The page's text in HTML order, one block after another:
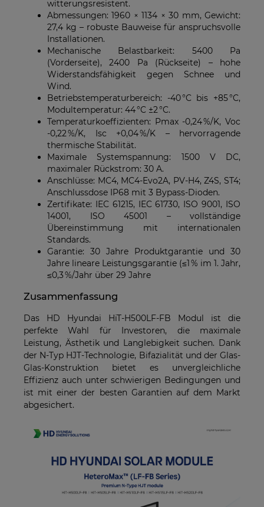
witterungsresistent.
Abmessungen: 1960 × 1134 × 30 mm, Gewicht:
27,4 kg – robuste Bauweise für anspruchsvolle
Installationen.
Mechanische Belastbarkeit: 5400 Pa
(Vorderseite), 2400 Pa (Rückseite) – hohe
Widerstandsfähigkeit gegen Schnee und
Wind.
Betriebstemperaturbereich: -40 °C bis +85 °C,
Modultemperatur: 44 °C ±2 °C.
Temperaturkoeffizienten: Pmax -0,24 %/K, Voc
-0,22 %/K, Isc +0,04 %/K – hervorragende
thermische Stabilität.
Maximale Systemspannung: 1500 V DC,
maximaler Rückstrom: 30 A.
Anschlüsse: MC4, MC4-Evo2A, PV-H4, Z4S, ST4;
Anschlussdose IP68 mit 3 Bypass-Dioden.
Zertifikate: IEC 61215, IEC 61730, ISO 9001, ISO
14001, ISO 45001 – vollständige
Übereinstimmung mit internationalen
Standards.
Garantie: 30 Jahre Produktgarantie und 30
Jahre lineare Leistungsgarantie (≤1 % im 1. Jahr,
≤0,3 %/Jahr über 29 Jahre
Zusammenfassung
Das HD Hyundai HiT-H500LF-FB Modul ist die
perfekte Wahl für Investoren, die maximale
Leistung, Ästhetik und Langlebigkeit suchen. Dank
der N-Typ HJT-Technologie, Bifazialität und der Glas-
Glas-Konstruktion bietet es unvergleichliche
Effizienz auch unter schwierigen Bedingungen und
ist mit einer der besten Garantien auf dem Markt
abgesichert.